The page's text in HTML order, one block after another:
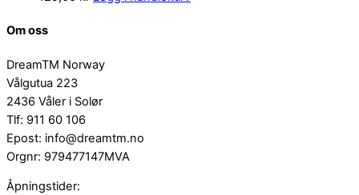
Om oss
DreamTM Norway
Vålgutua 223
2436 Våler i Solør
Tlf: 911 60 106
Epost: info@dreamtm.no
Orgnr: 979477147MVA
Åpningstider: